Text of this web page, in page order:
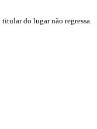
do lugar não regressa.